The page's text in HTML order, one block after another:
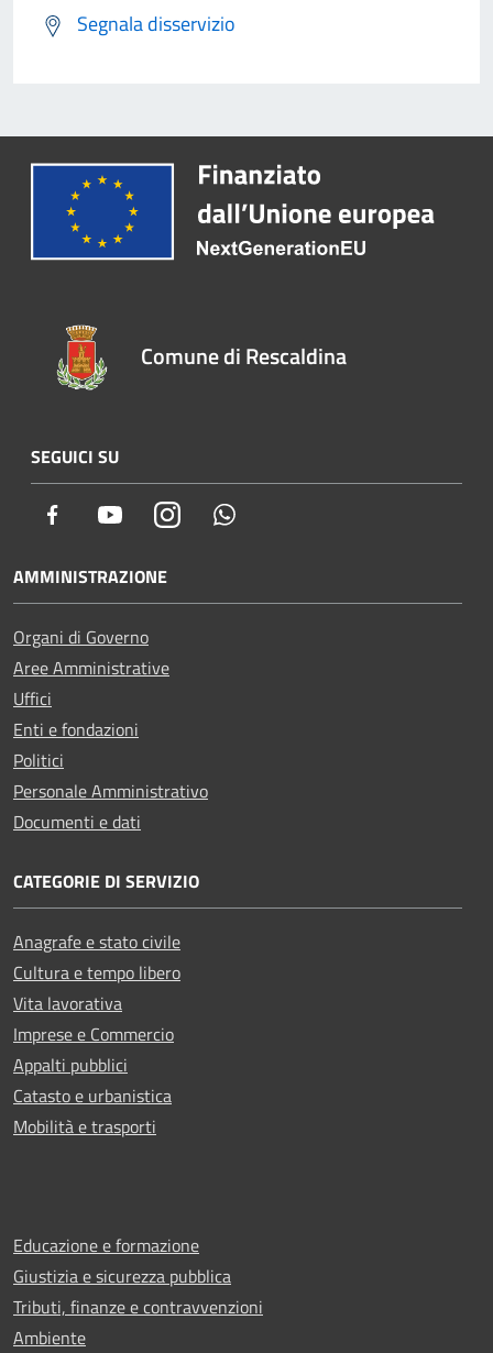
Segnala disservizio
Comune di Rescaldina
SEGUICI SU
Facebook YoutubeInstagram
AMMINISTRAZIONE
Organi di Governo
Aree Amministrative
Uffici
Enti e fondazioni
Politici
Personale Amministrativo
Documenti e dati
CATEGORIE DI SERVIZIO
Anagrafe e stato civile
Cultura e tempo libero
Vita lavorativa
Imprese e Commercio
Appalti pubblici
Catasto e urbanistica
Mobilità e trasporti
Educazione e formazione
Giustizia e sicurezza pubblica
Tributi, finanze e contravvenzioni
Ambiente